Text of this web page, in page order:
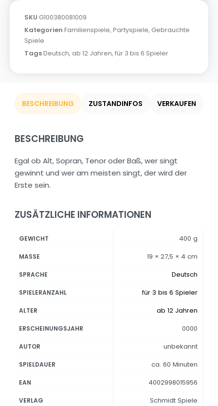
SKU G100380081009
Kategorien Familienspiele, Partyspiele, Gebrauchte
Spiele
TagsDeutsch, ab 12 Jahren, für 3 bis 6 Spieler
BESCHREIBUNG ZUSTANDINFOS VERKAUFEN
BESCHREIBUNG
Egal ob Alt, Sopran, Tenor oder Baß, wer singt
gewinnt und wer am meisten singt, der wird der
Erste sein.
ZUSÄTZLICHE INFORMATIONEN
GEWICHT 400 g
MASSE 19 × 27,5 × 4 cm
SPRACHE Deutsch
SPIELERANZAHL für 3 bis 6 Spieler
ALTER ab 12 Jahren
ERSCHEINUNGSJAHR 0000
AUTOR unbekannt
SPIELDAUER ca. 60 Minuten
EAN 4002998015956
VERLAG Schmidt Spiele